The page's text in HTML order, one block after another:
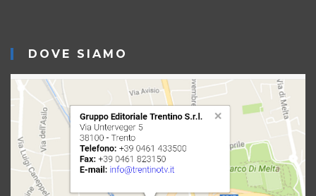
DOVE SIAMO